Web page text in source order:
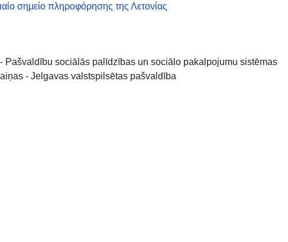
σημείο πληροφόρησης της Λετονίας
Pašvaldību sociālās palīdzības un sociālo pakalpojumu sistēmas
- Jelgavas valstspilsētas pašvaldība